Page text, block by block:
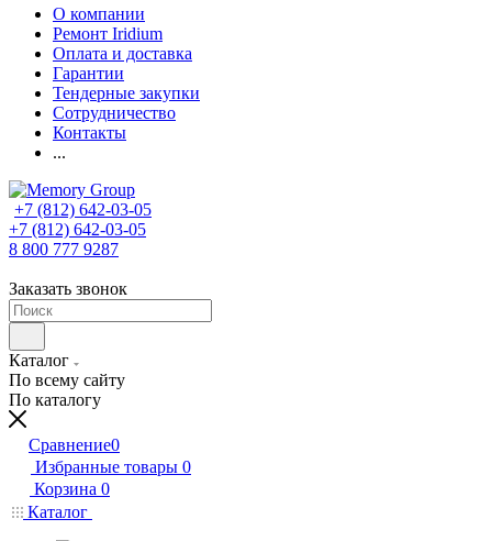
О компании
Ремонт Iridium
Оплата и доставка
Гарантии
Тендерные закупки
Сотрудничество
Контакты
...
+7 (812) 642-03-05
+7 (812) 642-03-05
8 800 777 9287
Заказать звонок
Каталог
По всему сайту
По каталогу
Сравнение0
Избранные товары 0
Корзина 0
Каталог